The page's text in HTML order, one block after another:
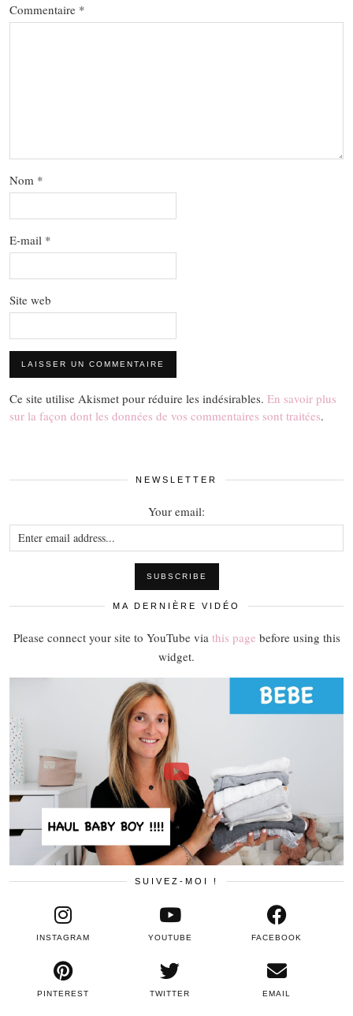
Commentaire *
Nom *
E-mail *
Site web
Ce site utilise Akismet pour réduire les indésirables. En savoir plus
sur la façon dont les données de vos commentaires sont traitées.
NEWSLETTER
Your email:
MA DERNIÈRE VIDÉO
Please connect your site to YouTube via this page before using this
widget.
SUIVEZ-MOI !
TWITTER
INSTAGRAM FACEBOOK
PINTEREST
YOUTUBE
EMAIL